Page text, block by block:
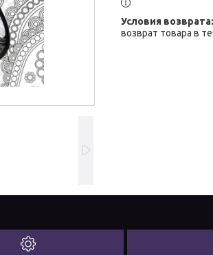
возврат товара в